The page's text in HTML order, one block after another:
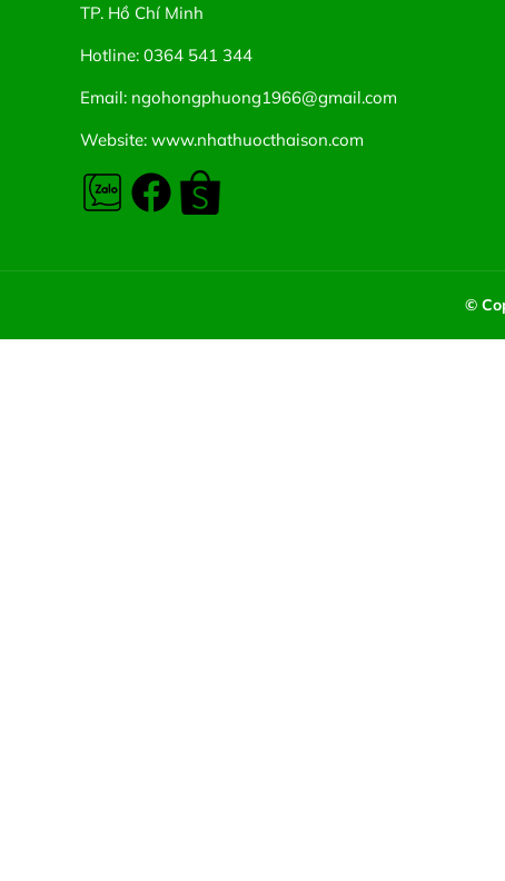
TP. Hồ Chí Minh
Hotline: 0364 541 344
Email: ngohongphuong1966@gmail.com
Website: www.nhathuocthaison.com
©